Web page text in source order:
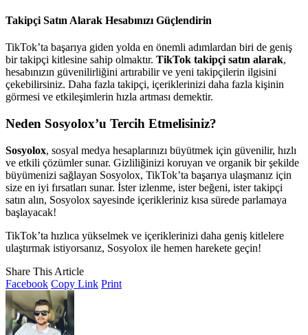
Takipçi Satın Alarak Hesabınızı Güçlendirin
TikTok’ta başarıya giden yolda en önemli adımlardan biri de geniş
bir takipçi kitlesine sahip olmaktır. TikTok takipçi satın alarak,
hesabınızın güvenilirliğini artırabilir ve yeni takipçilerin ilgisini
çekebilirsiniz. Daha fazla takipçi, içeriklerinizi daha fazla kişinin
görmesi ve etkileşimlerin hızla artması demektir.
Neden Sosyolox’u Tercih Etmelisiniz?
Sosyolox, sosyal medya hesaplarınızı büyütmek için güvenilir, hızlı
ve etkili çözümler sunar. Gizliliğinizi koruyan ve organik bir şekilde
büyümenizi sağlayan Sosyolox, TikTok’ta başarıya ulaşmanız için
size en iyi fırsatları sunar. İster izlenme, ister beğeni, ister takipçi
satın alın, Sosyolox sayesinde içerikleriniz kısa sürede parlamaya
başlayacak!
TikTok’ta hızlıca yükselmek ve içeriklerinizi daha geniş kitlelere
ulaştırmak istiyorsanız, Sosyolox ile hemen harekete geçin!
Share This Article
Facebook Copy Link Print